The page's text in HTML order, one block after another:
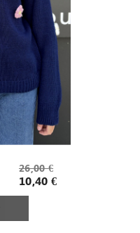
Prix
de
base
26,00 €
Prix
10,40 €